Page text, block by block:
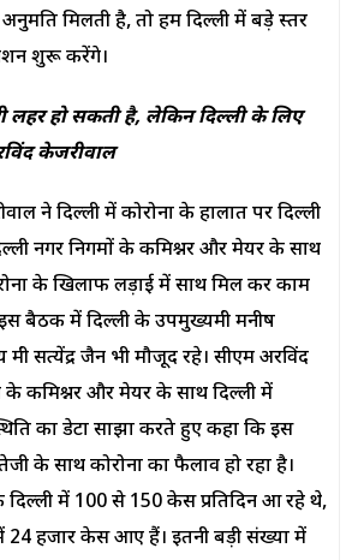
मिलती है, तो हम दिल्ली में बड़े स्तर
शुरू करेंगे।
लहर हो सकती है, लेकिन दिल्ली के लिए
केजरीवाल
ने दिल्ली में कोरोना के हालात पर दिल्ली
नगर निगमों के कमिश्नर और मेयर के साथ
के खिलाफ लड़ाई में साथ मिल कर काम
बैठक में दिल्ली के उपमुख्यमंत्री मनीष
सत्येंद्र जैन भी मौजूद रहे। सीएम अरविंद
के कमिश्नर और मेयर के साथ दिल्ली में
का डेटा साझा करते हुए कहा कि इस
के साथ कोरोना का फैलाव हो रहा है।
दिल्ली में 100 से 150 केस प्रतिदिन आ रहे थे,
हजार केस आए हैं। इतनी बड़ी संख्या में